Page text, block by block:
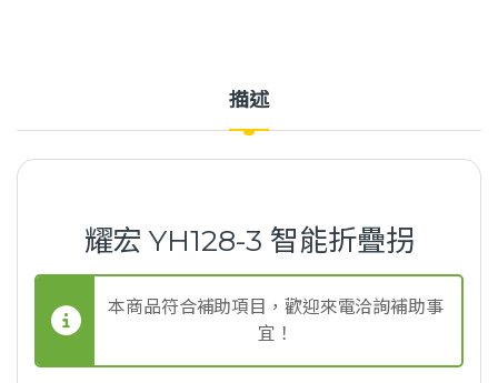
描述
耀宏 YH128-3 智能折疊拐
本商品符合補助項目，歡迎來電洽詢補助事
宜！